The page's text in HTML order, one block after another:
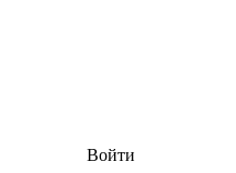
Войти